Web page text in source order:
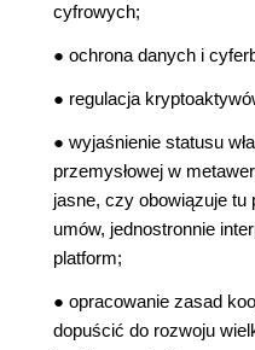
cyfrowych;
● ochrona danych i
● regulacja
● wyjaśnienie statusu
przemysłowej w
jasne, czy obowiązuje tu
umów, jednostronnie
platform;
● opracowanie zasad
dopuścić do rozwoju